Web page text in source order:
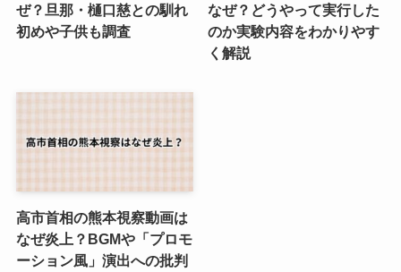
ぜ？旦那・樋口慈との馴れ
初めや子供も調査
なぜ？どうやって実行した
のか実験内容をわかりやす
く解説
高市首相の熊本視察動画は
なぜ炎上？BGMや「プロモ
ーション風」演出への批判